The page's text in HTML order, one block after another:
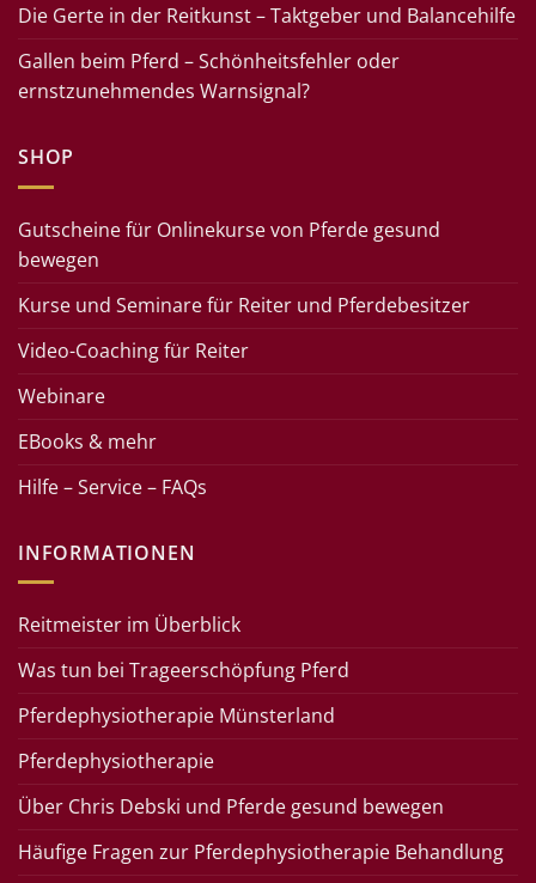
Die Gerte in der Reitkunst – Taktgeber und Balancehilfe
Gallen beim Pferd – Schönheitsfehler oder
ernstzunehmendes Warnsignal?
SHOP
Gutscheine für Onlinekurse von Pferde gesund
bewegen
Kurse und Seminare für Reiter und Pferdebesitzer
Video-Coaching für Reiter
Webinare
EBooks & mehr
Hilfe – Service – FAQs
INFORMATIONEN
Reitmeister im Überblick
Was tun bei Trageerschöpfung Pferd
Pferdephysiotherapie Münsterland
Pferdephysiotherapie
Über Chris Debski und Pferde gesund bewegen
Häufige Fragen zur Pferdephysiotherapie Behandlung